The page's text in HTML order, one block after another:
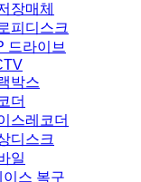
장매체
피디스크
드라이브
박스
더
스레코더
디스크
일
스 복구